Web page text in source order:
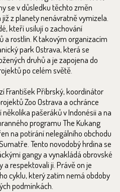
se v důsledku těchto změn
z planety nenávratně vymizela.
kteří usilují o zachování
a rostlin. K takovým organizacím
park Ostrava, která se
druhů a je zapojena do
po celém světě.
František Příbrský, koordinátor
Zoo Ostrava a ochránce
pašeráků v Indonésii a na
programu The Kukang
na potírání nelegálního obchodu
Tento novodobý hrdina se
gangy a vynakládá obrovské
a respektovali ji. Právě on je
cyklu, který zatím nemá obdoby
podmínkách.